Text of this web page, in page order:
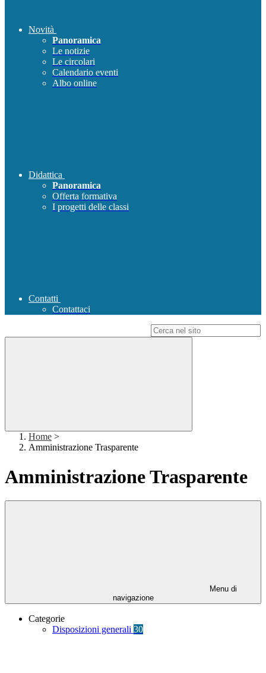
Novità
Panoramica
Le notizie
Le circolari
Calendario eventi
Albo online
Didattica
Panoramica
Offerta formativa
I progetti delle classi
Contatti
Contattaci
Home >
Amministrazione Trasparente
Amministrazione Trasparente
Menu di
navigazione
Categorie
Disposizioni generali 30